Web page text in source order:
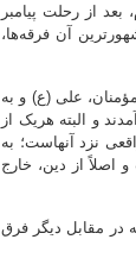
از رحلت پیامبر
آن فرقه‌ها،
علی (ع) و به
و البته هریک از
نزد آنهاست؛ به
اصلاً از دین، خارج
در مقابل دیگر فرق